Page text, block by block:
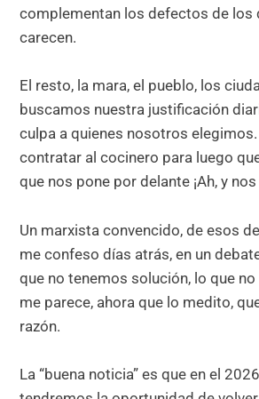
complementan los defectos de los
carecen.
El resto, la mara, el pueblo, los
buscamos nuestra justificación
culpa a quienes nosotros
contratar al cocinero para luego
que nos pone por delante ¡Ah, y
Un marxista convencido, de esos
me confeso días atrás, en un
que no tenemos solución, lo que
me parece, ahora que lo medito,
razón.
La “buena noticia” es que en el